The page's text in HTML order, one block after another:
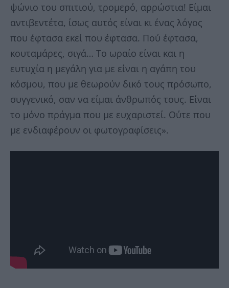
ψώνιο του σπιτιού, τρομερό, αρρώστια! Είμαι
αντιβεντέτα, ίσως αυτός είναι κι ένας λόγος
που έφτασα εκεί που έφτασα. Πού έφτασα,
κουταμάρες, σιγά… Το ωραίο είναι και η
ευτυχία η μεγάλη για με είναι η αγάπη του
κόσμου, που με θεωρούν δικό τους πρόσωπο,
συγγενικό, σαν να είμαι άνθρωπός τους. Είναι
το μόνο πράγμα που με ευχαριστεί. Ούτε που
με ενδιαφέρουν οι φωτογραφίσεις».